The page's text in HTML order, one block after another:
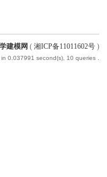
建模网 ( 湘ICP备11011602号)
0.037991 second(s), 10 queries .